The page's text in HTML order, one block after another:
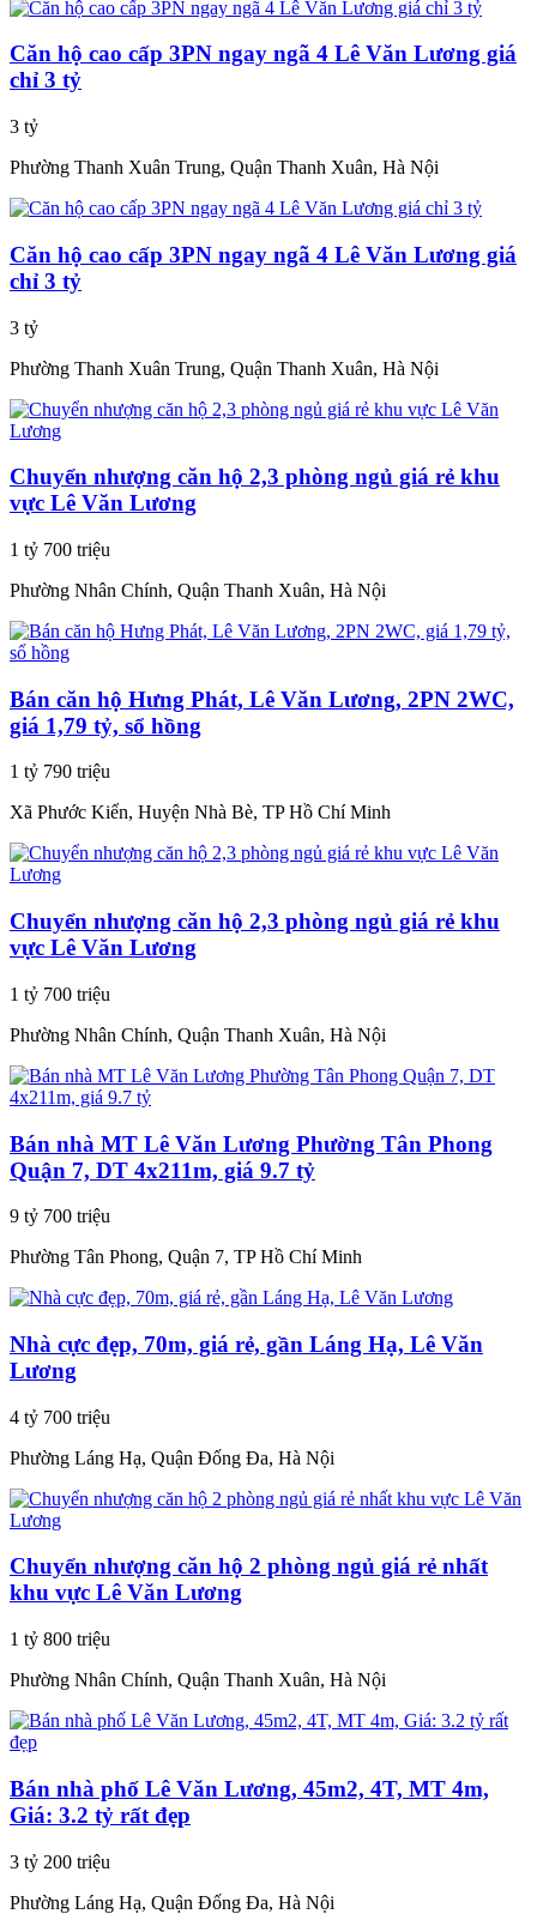
Căn hộ cao cấp 3PN ngay ngã 4 Lê Văn Lương giá
chỉ 3 tỷ
3 tỷ
Phường Thanh Xuân Trung, Quận Thanh Xuân, Hà Nội
Căn hộ cao cấp 3PN ngay ngã 4 Lê Văn Lương giá
chỉ 3 tỷ
3 tỷ
Phường Thanh Xuân Trung, Quận Thanh Xuân, Hà Nội
Chuyển nhượng căn hộ 2,3 phòng ngủ giá rẻ khu
vực Lê Văn Lương
1 tỷ 700 triệu
Phường Nhân Chính, Quận Thanh Xuân, Hà Nội
Bán căn hộ Hưng Phát, Lê Văn Lương, 2PN 2WC,
giá 1,79 tỷ, sổ hồng
1 tỷ 790 triệu
Xã Phước Kiển, Huyện Nhà Bè, TP Hồ Chí Minh
Chuyển nhượng căn hộ 2,3 phòng ngủ giá rẻ khu
vực Lê Văn Lương
1 tỷ 700 triệu
Phường Nhân Chính, Quận Thanh Xuân, Hà Nội
Bán nhà MT Lê Văn Lương Phường Tân Phong
Quận 7, DT 4x211m, giá 9.7 tỷ
9 tỷ 700 triệu
Phường Tân Phong, Quận 7, TP Hồ Chí Minh
Nhà cực đẹp, 70m, giá rẻ, gần Láng Hạ, Lê Văn
Lương
4 tỷ 700 triệu
Phường Láng Hạ, Quận Đống Đa, Hà Nội
Chuyển nhượng căn hộ 2 phòng ngủ giá rẻ nhất
khu vực Lê Văn Lương
1 tỷ 800 triệu
Phường Nhân Chính, Quận Thanh Xuân, Hà Nội
Bán nhà phố Lê Văn Lương, 45m2, 4T, MT 4m,
Giá: 3.2 tỷ rất đẹp
3 tỷ 200 triệu
Phường Láng Hạ, Quận Đống Đa, Hà Nội